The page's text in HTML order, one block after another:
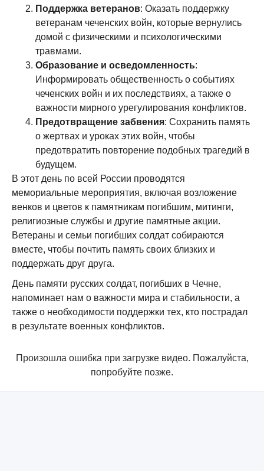
Поддержка ветеранов: Оказать поддержку
ветеранам чеченских войн, которые вернулись
домой с физическими и психологическими
травмами.
Образование и осведомленность:
Информировать общественность о событиях
чеченских войн и их последствиях, а также о
важности мирного урегулирования конфликтов.
Предотвращение забвения: Сохранить память
о жертвах и уроках этих войн, чтобы
предотвратить повторение подобных трагедий в
будущем.
В этот день по всей России проводятся
мемориальные мероприятия, включая возложение
венков и цветов к памятникам погибшим, митинги,
религиозные службы и другие памятные акции.
Ветераны и семьи погибших солдат собираются
вместе, чтобы почтить память своих близких и
поддержать друг друга.
День памяти русских солдат, погибших в Чечне,
напоминает нам о важности мира и стабильности, а
также о необходимости поддержки тех, кто пострадал
в результате военных конфликтов.
Произошла ошибка при загрузке видео. Пожалуйста,
попробуйте позже.